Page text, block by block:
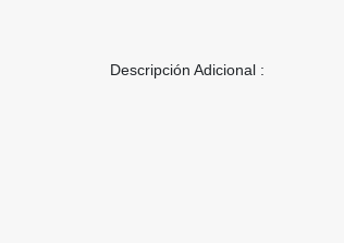
Descripción Adicional :